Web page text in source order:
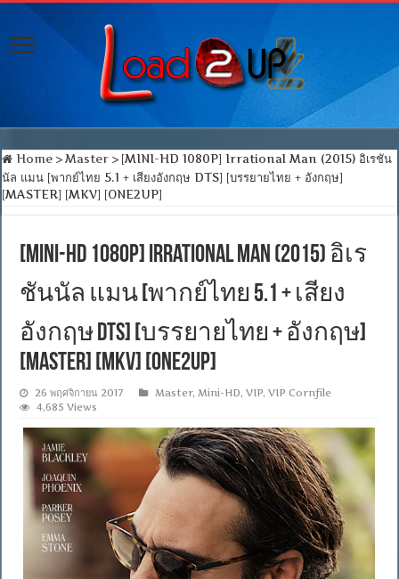
Home > Master > [MINI-HD 1080P] Irrational Man (2015) อิเรชัน
นัล แมน [พากย์ไทย 5.1 + เสียงอังกฤษ DTS] [บรรยายไทย + อังกฤษ]
[MASTER] [MKV] [ONE2UP]
[MINI-HD 1080P] Irrational Man (2015) อิเร
ชันนัล แมน [พากย์ไทย 5.1 + เสียง
อังกฤษ DTS] [บรรยายไทย + อังกฤษ]
[MASTER] [MKV] [ONE2UP]
26 พฤศจิกายน 2017 Master,Mini-HD,VIP,VIP Cornfile
4,685 Views